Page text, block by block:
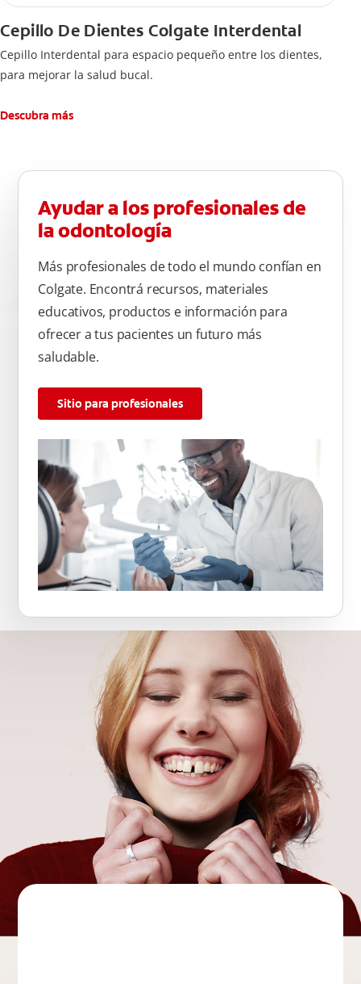
Cepillo De Dientes Colgate Interdental
Cepillo Interdental para espacio pequeño entre los dientes,
para mejorar la salud bucal.
Descubra más
Ayudar a los profesionales de
la odontología
Más profesionales de todo el mundo confían en
Colgate. Encontrá recursos, materiales
educativos, productos e información para
ofrecer a tus pacientes un futuro más
saludable.
Sitio para profesionales